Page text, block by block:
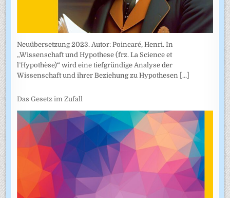
Neuübersetzung 2023. Autor: Poincaré, Henri. In
„Wissenschaft und Hypothese (frz. La Science et
l’Hypothèse)“ wird eine tiefgründige Analyse der
Wissenschaft und ihrer Beziehung zu Hypothesen [...]
Das Gesetz im Zufall